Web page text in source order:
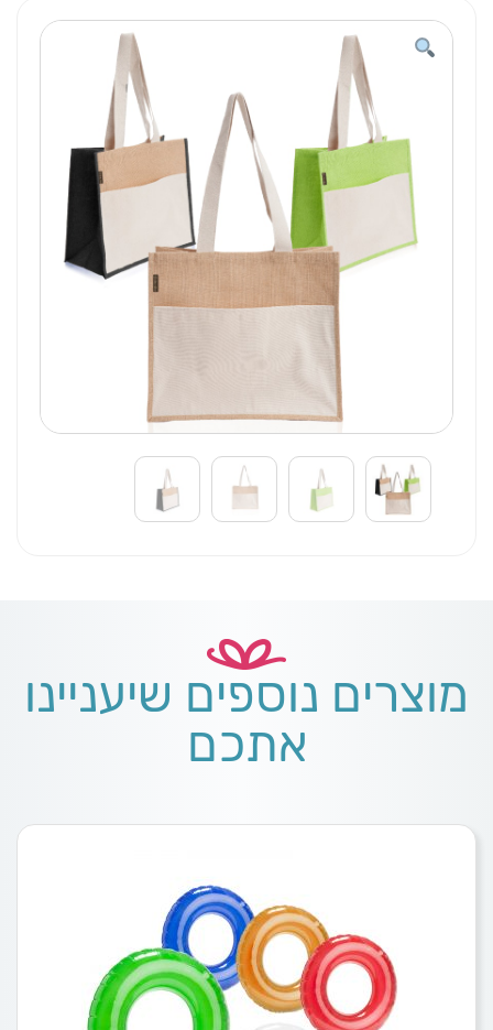
עם
תא
-
מוצרים נוספים שיעניינו
אתכם